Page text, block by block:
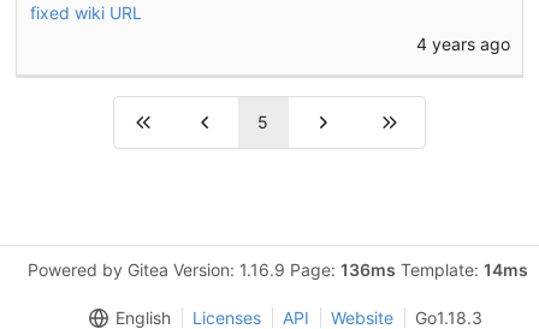
fixed wiki URL
4 years ago
5
Powered by Gitea Version: 1.16.9 Page: 136ms Template: 14ms
English Licenses API Website Go1.18.3